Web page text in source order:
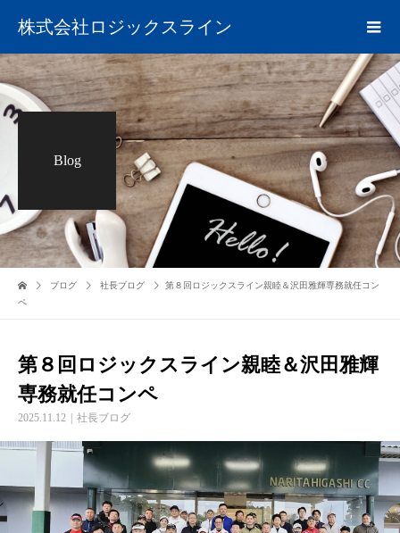
株式会社ロジックスライン
Blog
ブログ 社長ブログ
第８回ロジックスライン親睦＆沢田雅輝専務就任コン
ペ
第８回ロジックスライン親睦＆沢田雅輝
専務就任コンペ
2025.11.12 社長ブログ